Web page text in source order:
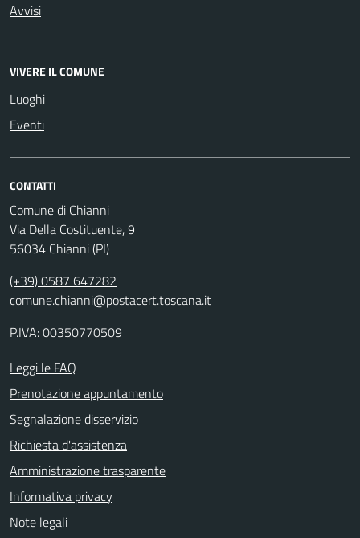
Avvisi
VIVERE IL COMUNE
Luoghi
Eventi
CONTATTI
Comune di Chianni
Via Della Costituente, 9
56034 Chianni (PI)
(+39) 0587 647282
comune.chianni@postacert.toscana.it
P.IVA: 00350770509
Leggi le FAQ
Prenotazione appuntamento
Segnalazione disservizio
Richiesta d'assistenza
Amministrazione trasparente
Informativa privacy
Note legali